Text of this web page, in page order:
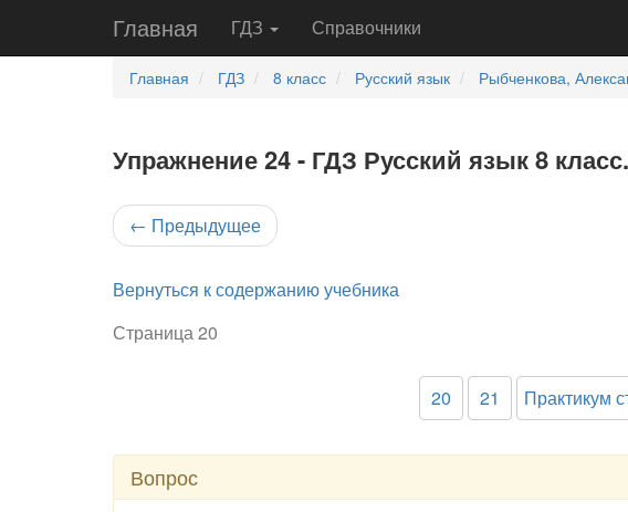
Главная ГДЗ Справочники
Главная ГДЗ 8 класс Русский язык Рыбченкова,
Упражнение 24 - ГДЗ Русский язык 8
← Предыдущее
Вернуться к содержанию учебника
Страница 20
20 21 Практикум
Вопрос